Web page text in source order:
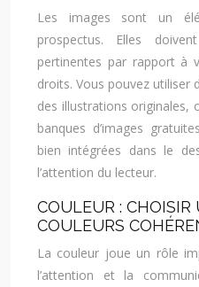
Les images sont un
prospectus. Elles
pertinentes par rapport à
droits. Vous pouvez utiliser
des illustrations originales,
banques d’images
bien intégrées dans le
l’attention du lecteur.
COULEUR : CHOISIR
COULEURS
La couleur joue un rôle
l’attention et la